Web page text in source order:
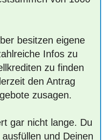
besitzen eigene
Infos zu
zu finden
den Antrag
zusagen.
gar nicht lange. Du
und Deinen